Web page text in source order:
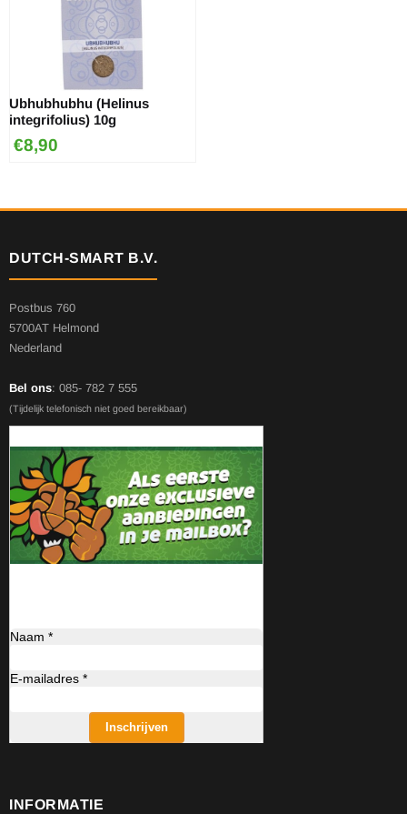
Ubhubhubhu (Helinus
integrifolius) 10g
€8,90
DUTCH-SMART B.V.
Postbus 760
5700AT Helmond
Nederland
Bel ons: 085- 782 7 555
(Tijdelijk telefonisch niet goed bereikbaar)
Naam *
E-mailadres *
Inschrijven
INFORMATIE